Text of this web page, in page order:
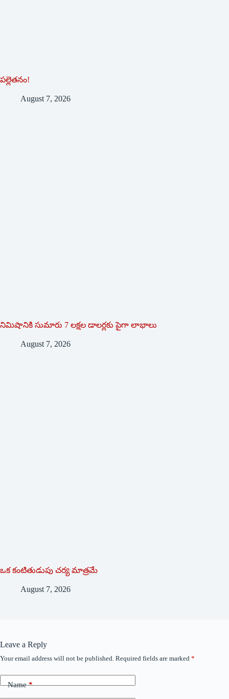
పల్లెతనం!
August 7, 2026
నిమిషానికి సుమారు 7 లక్షల డాలర్లకు పైగా లాభాలు
August 7, 2026
ఒక కంటితుడుపు చర్య మాత్రమే
August 7, 2026
Leave a Reply
Your email address will not be published. Required fields are marked *
Name*